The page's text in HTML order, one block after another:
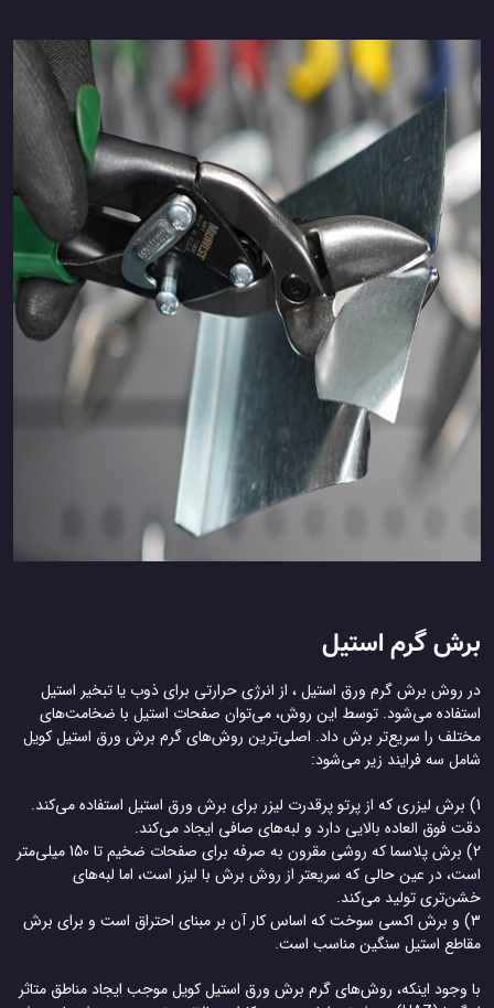
برش گرم استیل
در روش برش گرم ورق استیل ، از انرژی حرارتی برای ذوب یا تبخیر استیل
استفاده می‌شود. توسط این روش، می‌توان صفحات استیل با ضخامت‌های
مختلف را سریع‌تر برش داد. اصلی‌ترین روش‌های گرم برش ورق استیل کویل
شامل سه فرایند زیر می‌شود:
1) برش لیزری که از پرتو پرقدرت لیزر برای برش ورق‌ استیل استفاده می‌کند.
دقت فوق العاده بالایی دارد و لبه‌های صافی ایجاد می‌کند.
2) برش پلاسما که روشی مقرون به صرفه برای صفحات ضخیم تا 150 میلی‌متر
است، در عین حالی که سریعتر از روش برش با لیزر است، اما لبه‌های
خشن‌تری تولید می‌کند.
3) و برش اکسی سوخت که اساس کار آن بر مبنای احتراق است و برای برش
مقاطع استیل سنگین مناسب است.
با وجود اینکه، روش‌های گرم برش ورق استیل کویل موجب ایجاد مناطق متاثر